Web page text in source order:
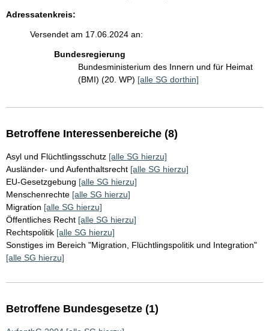
Adressatenkreis:
Versendet am 17.06.2024 an:
Bundesregierung
Bundesministerium des Innern und für Heimat
(BMI) (20. WP) [alle SG dorthin]
Betroffene Interessenbereiche (8)
Asyl und Flüchtlingsschutz [alle SG hierzu]
Ausländer- und Aufenthaltsrecht [alle SG hierzu]
EU-Gesetzgebung [alle SG hierzu]
Menschenrechte [alle SG hierzu]
Migration [alle SG hierzu]
Öffentliches Recht [alle SG hierzu]
Rechtspolitik [alle SG hierzu]
Sonstiges im Bereich "Migration, Flüchtlingspolitik und Integration"
[alle SG hierzu]
Betroffene Bundesgesetze (1)